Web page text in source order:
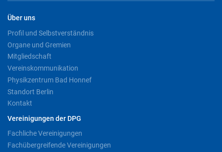
Über uns
Profil und Selbstverständnis
Organe und Gremien
Mitgliedschaft
Vereinskommunikation
Physikzentrum Bad Honnef
Standort Berlin
Kontakt
Vereinigungen der DPG
Fachliche Vereinigungen
Fachübergreifende Vereinigungen